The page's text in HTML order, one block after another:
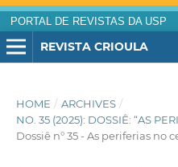
PORTAL DE REVISTAS DA USP
REVISTA CRIOULA
HOME / ARCHIVES /
NO. 35 (2025): DOSSIÊ: “AS
Dossiê n° 35 - As periferias no